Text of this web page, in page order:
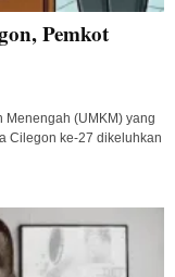
Pemkot
Menengah (UMKM) yang
Cilegon ke-27 dikeluhkan